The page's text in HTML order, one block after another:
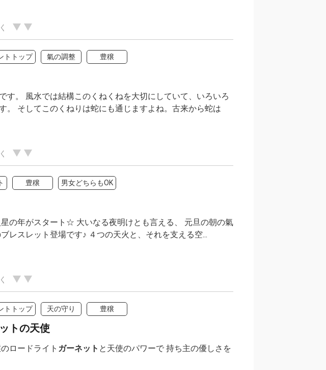
トトップ 氣の調整 豊穣
す。 風水では結構このくねくねを大切にしていて、いろいろ
。 そしてこのくねりは蛇にも通じますよね。古来から蛇は
豊穣 男女どちらもOK
の年がスタート☆ 大いなる夜明けとも言える、 元旦の朝の氣
レスレット登場です♪ ４つの天火と、それを支える空...
トトップ 天の守り 豊穣
トの天使
ロードライト ガーネット と天使のパワーで 持ち主の優しさを